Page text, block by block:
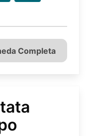
Completa